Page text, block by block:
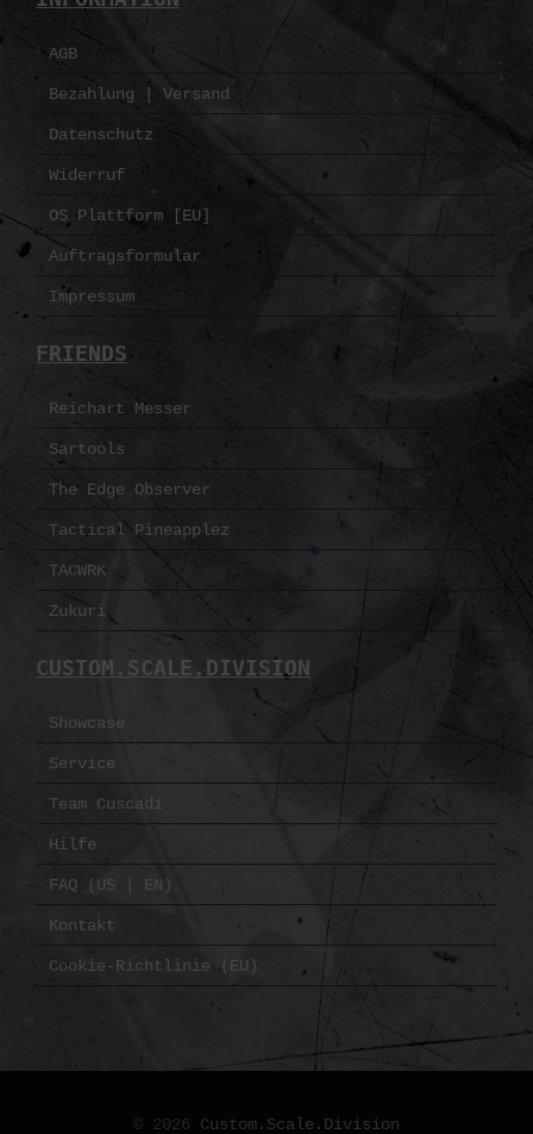
AGB
Bezahlung | Versand
Datenschutz
Widerruf
OS Plattform [EU]
Auftragsformular
Impressum
FRIENDS
Reichart Messer
Sartools
The Edge Observer
Tactical Pineapplez
TACWRK
Zukuri
CUSTOM.SCALE.DIVISION
Showcase
Service
Team Cuscadi
Hilfe
FAQ (US | EN)
Kontakt
Cookie-Richtlinie (EU)
© 2026 Custom.Scale.Division